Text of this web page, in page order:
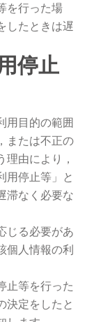
を行った場
したときは遅
停止
用目的の範囲
または不正の
由により，
用停止等」と
滞なく必要な
じる必要があ
個人情報の利
止等を行った
決定をしたと